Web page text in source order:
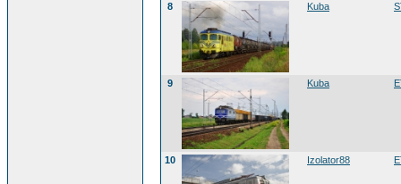
8 Kuba
9 Kuba
10 Izolator88